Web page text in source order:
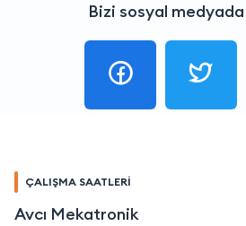
Bizi sosyal medyada
ÇALIŞMA SAATLERİ
Avcı Mekatronik